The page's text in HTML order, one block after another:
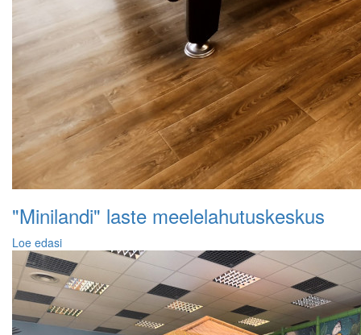
"Minilandi" laste meelelahutuskeskus
Loe edasi